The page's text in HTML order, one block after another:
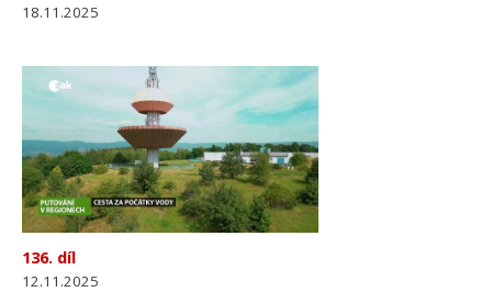
18.11.2025
136. díl
12.11.2025